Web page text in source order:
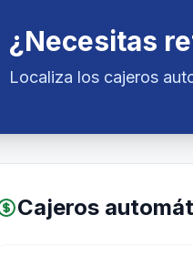
¿Necesitas
Localiza los cajeros
Cajeros